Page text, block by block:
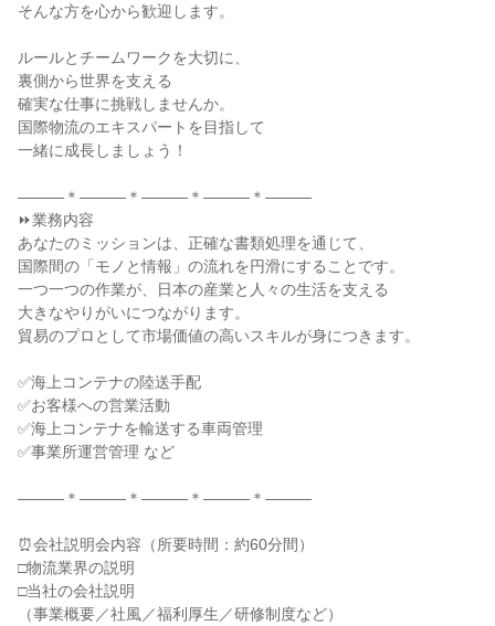
そんな方を心から歓迎します。
ルールとチームワークを大切に、
裏側から世界を支える
確実な仕事に挑戦しませんか。
国際物流のエキスパートを目指して
一緒に成長しましょう！
―――＊―――＊―――＊―――＊―――
⏩業務内容
あなたのミッションは、正確な書類処理を通じて、
国際間の「モノと情報」の流れを円滑にすることです。
一つ一つの作業が、日本の産業と人々の生活を支える
大きなやりがいにつながります。
貿易のプロとして市場価値の高いスキルが身につきます。
✅海上コンテナの陸送手配
✅お客様への営業活動
✅海上コンテナを輸送する車両管理
✅事業所運営管理 など
―――＊―――＊―――＊―――＊―――
⏰会社説明会内容（所要時間：約60分間）
□物流業界の説明
□当社の会社説明
（事業概要／社風／福利厚生／研修制度など）